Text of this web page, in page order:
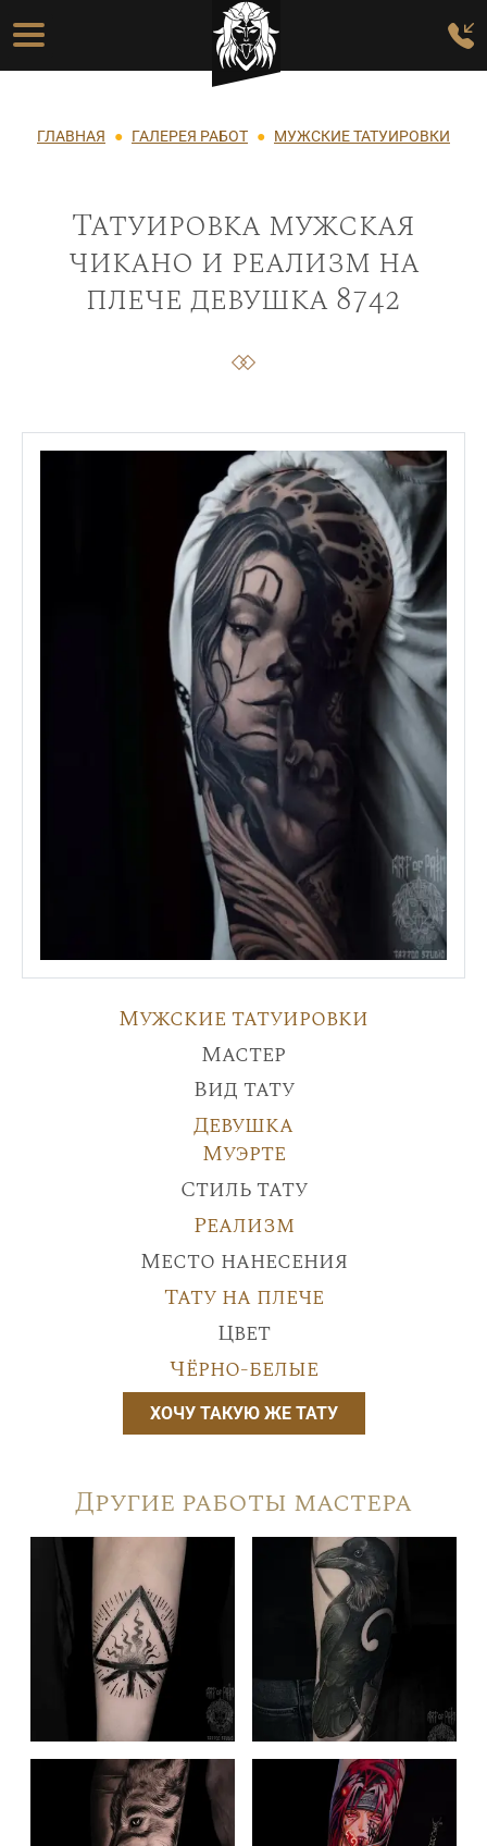
Перейти к основному содержанию
Основная навигация
Строка навигации
ГЛАВНАЯ ГАЛЕРЕЯ РАБОТ МУЖСКИЕ ТАТУИРОВКИ
Татуировка мужская
чикано и реализм на
плече девушка 8742
Мужские татуировки
Мастер
Вид тату
Девушка
Муэрте
Стиль тату
Реализм
Место нанесения
Тату на плече
Цвет
Чёрно-белые
ХОЧУ ТАКУЮ ЖЕ ТАТУ
Другие работы мастера